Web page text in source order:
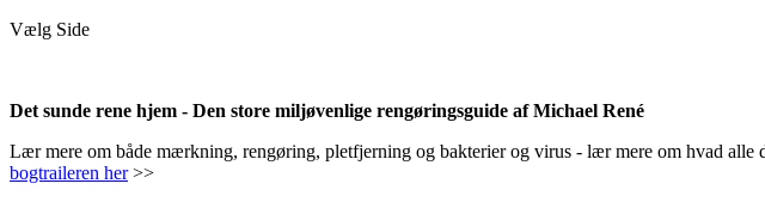
Vælg Side
Det sunde rene hjem - Den store miljøvenlige rengøringsguide af Michael René
Lær mere om både mærkning, rengøring, pletfjerning og bakterier og virus - lær mere om hvad
bogtraileren her>>